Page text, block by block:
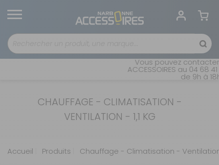
Vous pouvez contacter
ACCESSOIRES au 04 68
de 9h à
CHAUFFAGE - CLIMATISATION -
VENTILATION - 1,1 KG
Accueil Produits Chauffage - Climatisation -